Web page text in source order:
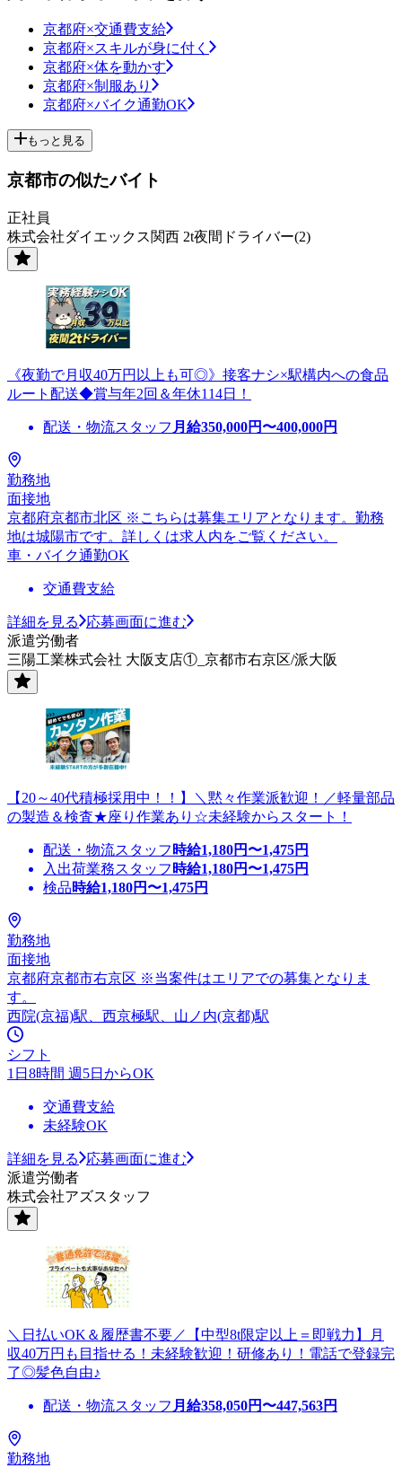
京都府×交通費支給
京都府×スキルが身に付く
京都府×体を動かす
京都府×制服あり
京都府×バイク通勤OK
もっと見る
京都市の似たバイト
正社員
株式会社ダイエックス関西 2t夜間ドライバー(2)
《夜勤で月収40万円以上も可◎》接客ナシ×駅構内への食品
ルート配送◆賞与年2回＆年休114日！
配送・物流スタッフ 月給350,000円〜400,000円
勤務地
面接地
京都府京都市北区 ※こちらは募集エリアとなります。勤務
地は城陽市です。詳しくは求人内をご覧ください。
車・バイク通勤OK
交通費支給
詳細を見る
応募画面に進む
派遣労働者
三陽工業株式会社 大阪支店①_京都市右京区/派大阪
【20～40代積極採用中！！】＼黙々作業派歓迎！／軽量部品
の製造＆検査★座り作業あり☆未経験からスタート！
配送・物流スタッフ 時給1,180円〜1,475円
入出荷業務スタッフ 時給1,180円〜1,475円
検品時給1,180円〜1,475円
勤務地
面接地
京都府京都市右京区 ※当案件はエリアでの募集となりま
す。
西院(京福)駅、西京極駅、山ノ内(京都)駅
シフト
1日8時間 週5日からOK
交通費支給
未経験OK
詳細を見る
応募画面に進む
派遣労働者
株式会社アズスタッフ
＼日払いOK＆履歴書不要／【中型8t限定以上＝即戦力】月
収40万円も目指せる！未経験歓迎！研修あり！電話で登録完
了◎髪色自由♪
配送・物流スタッフ 月給358,050円〜447,563円
勤務地